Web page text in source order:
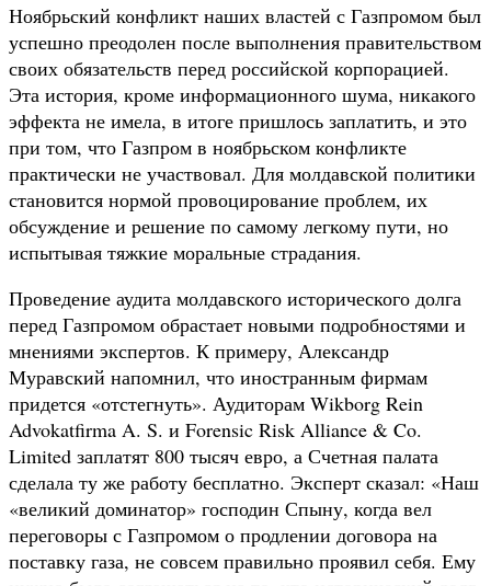
Ноябрьский конфликт наших властей с Газпромом был
успешно преодолен после выполнения правительством
своих обязательств перед российской корпорацией.
Эта история, кроме информационного шума, никакого
эффекта не имела, в итоге пришлось заплатить, и это
при том, что Газпром в ноябрьском конфликте
практически не участвовал. Для молдавской политики
становится нормой провоцирование проблем, их
обсуждение и решение по самому легкому пути, но
испытывая тяжкие моральные страдания.
Проведение аудита молдавского исторического долга
перед Газпромом обрастает новыми подробностями и
мнениями экспертов. К примеру, Александр
Муравский напомнил, что иностранным фирмам
придется «отстегнуть». Аудиторам Wikborg Rein
Advokatfirma A. S. и Forensic Risk Alliance & Co.
Limited заплатят 800 тысяч евро, а Счетная палата
сделала ту же работу бесплатно. Эксперт сказал: «Наш
«великий доминатор» господин Спыну, когда вел
переговоры с Газпромом о продлении договора на
поставку газа, не совсем правильно проявил себя. Ему